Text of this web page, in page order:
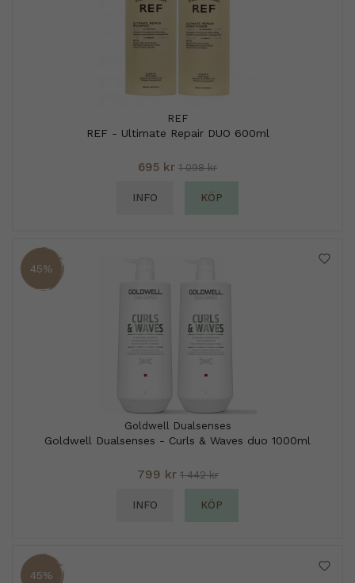
REF
REF - Ultimate Repair DUO 600ml
695 kr 1 098 kr
INFO KÖP
45%
Goldwell Dualsenses
Goldwell Dualsenses - Curls & Waves duo 1000ml
799 kr 1 442 kr
INFO KÖP
45%